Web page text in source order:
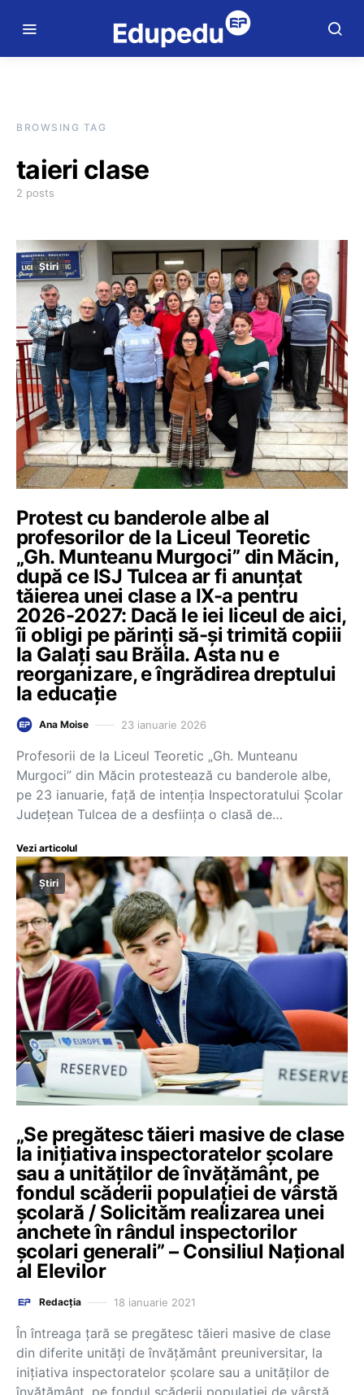
BROWSING TAG
taieri clase
2 posts
Știri
Protest cu banderole albe al
profesorilor de la Liceul Teoretic
„Gh. Munteanu Murgoci” din Măcin,
după ce ISJ Tulcea ar fi anunțat
tăierea unei clase a IX-a pentru
2026-2027: Dacă le iei liceul de aici,
îi obligi pe părinți să-și trimită copiii
la Galați sau Brăila. Asta nu e
reorganizare, e îngrădirea dreptului
la educație
Ana Moise 23 ianuarie 2026
Profesorii de la Liceul Teoretic „Gh. Munteanu
Murgoci” din Măcin protestează cu banderole albe,
pe 23 ianuarie, față de intenția Inspectoratului Școlar
Județean Tulcea de a desființa o clasă de…
Vezi articolul
Știri
„Se pregătesc tăieri masive de clase
la iniţiativa inspectoratelor şcolare
sau a unităţilor de învăţământ, pe
fondul scăderii populaţiei de vârstă
şcolară / Solicităm realizarea unei
anchete în rândul inspectorilor
şcolari generali” – Consiliul Național
al Elevilor
Redacția 18 ianuarie 2021
În întreaga ţară se pregătesc tăieri masive de clase
din diferite unităţi de învăţământ preuniversitar, la
iniţiativa inspectoratelor şcolare sau a unităţilor de
învăţământ, pe fondul scăderii populaţiei de vârstă…